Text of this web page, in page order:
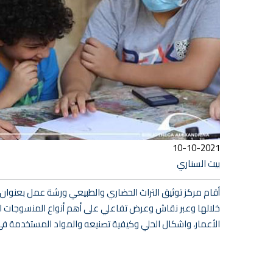
10-10-2021
بيت السناري
خلالها وعبر نقاش وعرض تفاعلي على أهم أنواع
الأعمار، واشكال الحلي وكيفية تصنيعه والمواد المستخدمة